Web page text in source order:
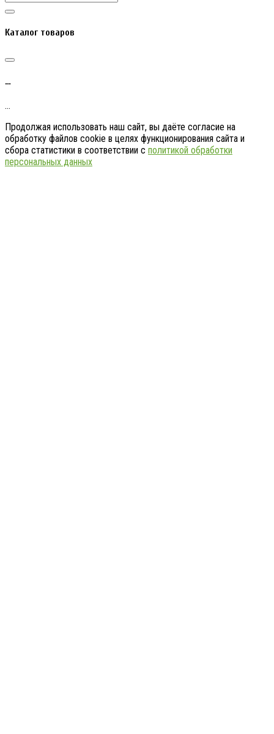
Каталог товаров
…
…
Продолжая использовать наш сайт, вы даёте согласие на
обработку файлов cookie в целях функционирования сайта и
сбора статистики в соответствии с политикой обработки
персональных данных